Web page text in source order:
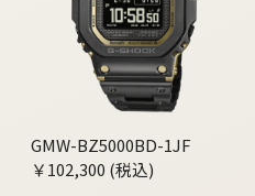
GMW-BZ5000BD-1JF
￥102,300 (税込)